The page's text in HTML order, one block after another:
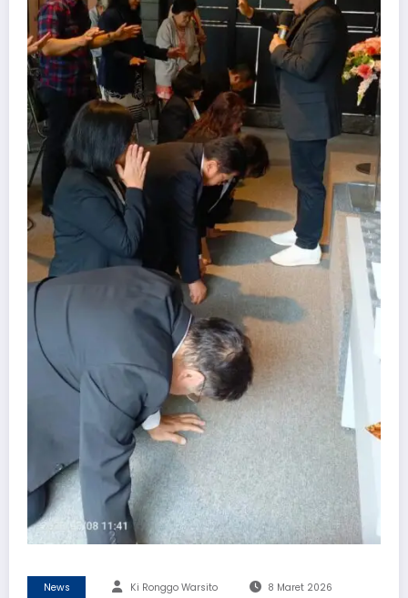
News Ki Ronggo Warsito 8 Maret 2026